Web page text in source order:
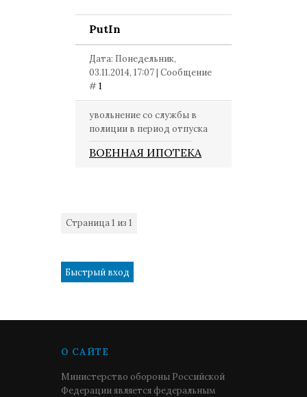
PutIn
Дата: Понедельник,
03.11.2014, 17:07 | Сообщение
#1
увольнение со службы в
полиции в период отпуска
ВОЕННАЯ ИПОТЕКА
Страница1 из 1
О САЙТЕ
Министерство обороны Российской
Федерации является федеральным